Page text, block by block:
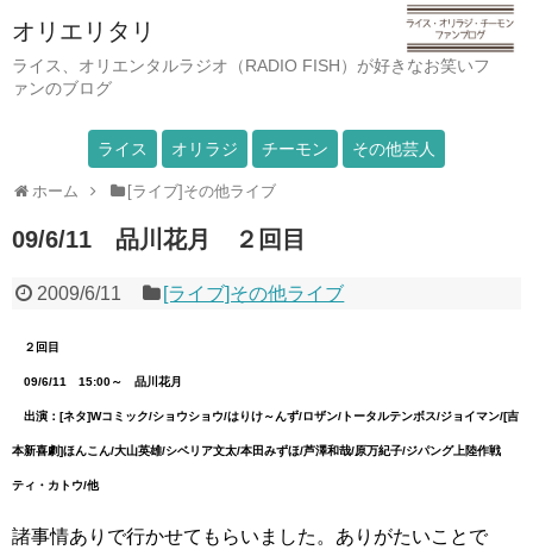
オリエリタリ
ライス、オリエンタルラジオ（RADIO FISH）が好きなお笑いフ
ァンのブログ
ライス オリラジ チーモン その他芸人
ホーム [ライブ]その他ライブ
09/6/11 品川花月 ２回目
2009/6/11 [ライブ]その他ライブ
２回目
09/6/11 15:00～ 品川花月
出演：[ネタ]Wコミック/ショウショウ/はりけ～んず/ロザン/トータルテンボス/ジョイマン/[吉
本新喜劇]ほんこん/大山英雄/シベリア文太/本田みずほ/芦澤和哉/原万紀子/ジパング上陸作戦
ティ・カトウ/他
諸事情ありで行かせてもらいました。ありがたいことで